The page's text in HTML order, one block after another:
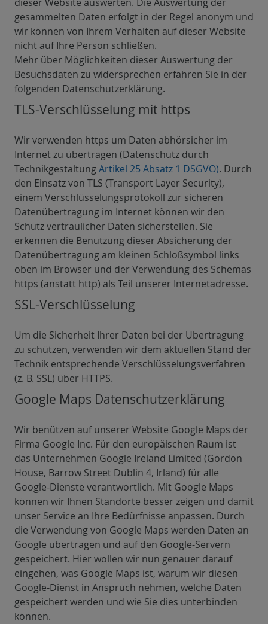
dieser Website auswerten. Die Auswertung der
gesammelten Daten erfolgt in der Regel anonym und
wir können von Ihrem Verhalten auf dieser Website
nicht auf Ihre Person schließen.
Mehr über Möglichkeiten dieser Auswertung der
Besuchsdaten zu widersprechen erfahren Sie in der
folgenden Datenschutzerklärung.
TLS-Verschlüsselung mit https
Wir verwenden https um Daten abhörsicher im
Internet zu übertragen (Datenschutz durch
TechnikgestaltungArtikel 25 Absatz 1 DSGVO). Durch
den Einsatz von TLS (Transport Layer Security),
einem Verschlüsselungsprotokoll zur sicheren
Datenübertragung im Internet können wir den
Schutz vertraulicher Daten sicherstellen. Sie
erkennen die Benutzung dieser Absicherung der
Datenübertragung am kleinen Schloßsymbol links
oben im Browser und der Verwendung des Schemas
https (anstatt http) als Teil unserer Internetadresse.
SSL-Verschlüsselung
Um die Sicherheit Ihrer Daten bei der Übertragung
zu schützen, verwenden wir dem aktuellen Stand der
Technik entsprechende Verschlüsselungsverfahren
(z. B. SSL) über HTTPS.
Google Maps Datenschutzerklärung
Wir benützen auf unserer Website Google Maps der
Firma Google Inc. Für den europäischen Raum ist
das Unternehmen Google Ireland Limited (Gordon
House, Barrow Street Dublin 4, Irland) für alle
Google-Dienste verantwortlich. Mit Google Maps
können wir Ihnen Standorte besser zeigen und damit
unser Service an Ihre Bedürfnisse anpassen. Durch
die Verwendung von Google Maps werden Daten an
Google übertragen und auf den Google-Servern
gespeichert. Hier wollen wir nun genauer darauf
eingehen, was Google Maps ist, warum wir diesen
Google-Dienst in Anspruch nehmen, welche Daten
gespeichert werden und wie Sie dies unterbinden
können.